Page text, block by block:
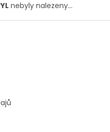
nebyly nalezeny...